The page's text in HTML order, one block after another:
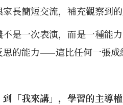
長簡短交流，補充觀察到的
是一次表演，而是一種能
的能力——這比任何一張成
「我來講」，學習的主導